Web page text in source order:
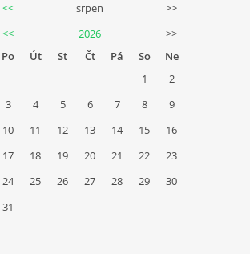
<< srpen
>>
<<
2026
>>
Po
Út St Čt Pá So
Ne
1
2
3
4 5 6 7 8
9
10
11 12 13 14 15
16
17
18 19 20 21 22
23
24
25 26 27 28 29
30
31